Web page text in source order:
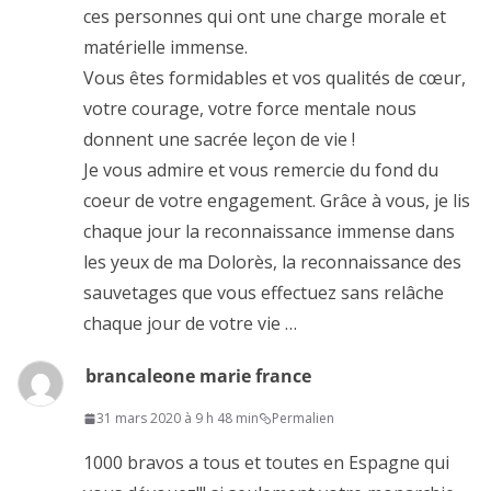
ces personnes qui ont une charge morale et
matérielle immense.
Vous êtes formidables et vos qualités de cœur,
votre courage, votre force mentale nous
donnent une sacrée leçon de vie !
Je vous admire et vous remercie du fond du
coeur de votre engagement. Grâce à vous, je lis
chaque jour la reconnaissance immense dans
les yeux de ma Dolorès, la reconnaissance des
sauvetages que vous effectuez sans relâche
chaque jour de votre vie …
brancaleone marie france
31 mars 2020 à 9 h 48 min Permalien
1000 bravos a tous et toutes en Espagne qui